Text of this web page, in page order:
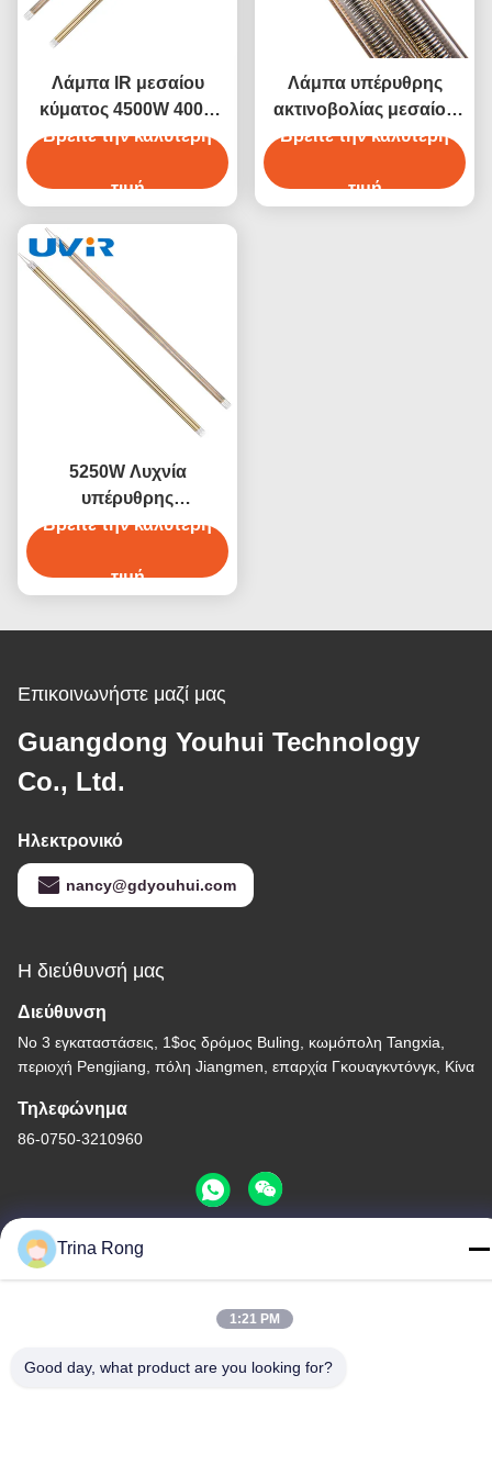
Λάμπα IR μεσαίου
κύματος 4500W 400V
για σκλήρυνση
Βρείτε την καλύτερη
τιμή
Λάμπα υπέρυθρης
ακτινοβολίας μεσαίου
κύματος 4800W 380V με
Βρείτε την καλύτερη
τιμή
5250W Λυχνία
υπέρυθρης
ακτινοβολίας μεσαίου
επιχρυσωμένη
Βρείτε την καλύτερη
τιμή
Επικοινωνήστε μαζί μας
Guangdong Youhui Technology
Co., Ltd.
Ηλεκτρονικό
nancy@gdyouhui.com
Η διεύθυνσή μας
Διεύθυνση
Νο 3 εγκαταστάσεις, 1$ος δρόμος Buling, κωμόπολη Tangxia,
περιοχή Pengjiang, πόλη Jiangmen, επαρχία Γκουαγκντόνγκ, Κίνα
Τηλεφώνημα
86-0750-3210960
Guangdong Youhui Technology Co., Ltd. Όλα τα δικαιώματα
Trina Rong
1:21 PM
Good day, what product are you looking for?